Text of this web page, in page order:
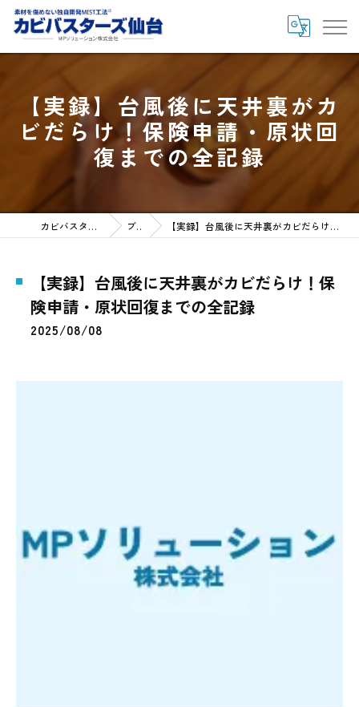
【実録】台風後に天井裏がカ
ビだらけ！保険申請・原状回
復までの全記録
カビバスターズ仙台HOME ブログ 【実録】台風後に天井裏がカビだらけ！保険申請・原状回復までの全記録
【実録】台風後に天井裏がカビだらけ！保
険申請・原状回復までの全記録
2025/08/08